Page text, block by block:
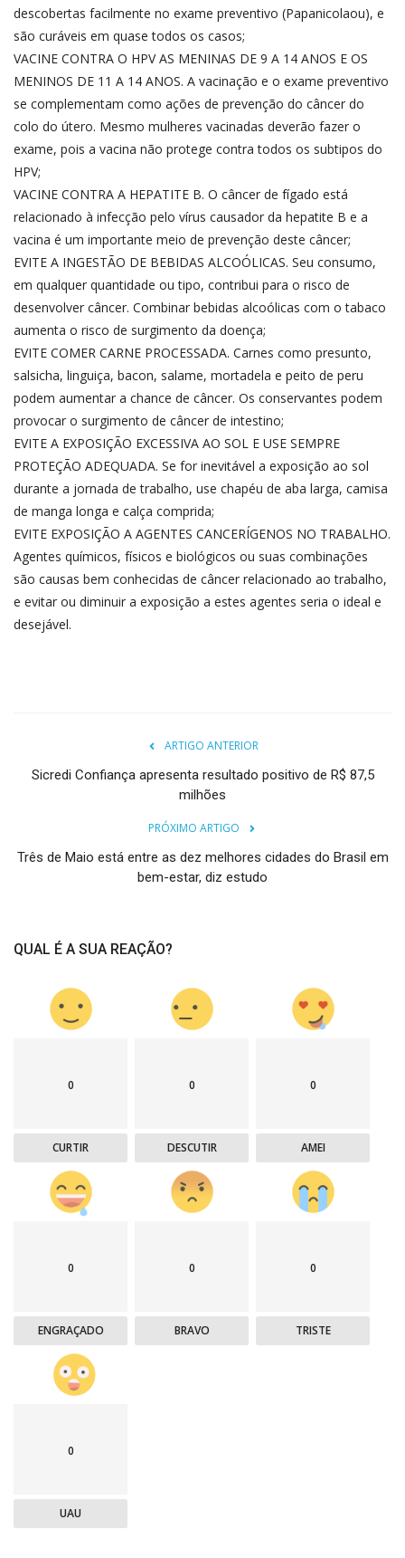
descobertas facilmente no exame preventivo (Papanicolaou), e
são curáveis em quase todos os casos;
VACINE CONTRA O HPV AS MENINAS DE 9 A 14 ANOS E OS
MENINOS DE 11 A 14 ANOS. A vacinação e o exame preventivo
se complementam como ações de prevenção do câncer do
colo do útero. Mesmo mulheres vacinadas deverão fazer o
exame, pois a vacina não protege contra todos os subtipos do
HPV;
VACINE CONTRA A HEPATITE B. O câncer de fígado está
relacionado à infecção pelo vírus causador da hepatite B e a
vacina é um importante meio de prevenção deste câncer;
EVITE A INGESTÃO DE BEBIDAS ALCOÓLICAS. Seu consumo,
em qualquer quantidade ou tipo, contribui para o risco de
desenvolver câncer. Combinar bebidas alcoólicas com o tabaco
aumenta o risco de surgimento da doença;
EVITE COMER CARNE PROCESSADA. Carnes como presunto,
salsicha, linguiça, bacon, salame, mortadela e peito de peru
podem aumentar a chance de câncer. Os conservantes podem
provocar o surgimento de câncer de intestino;
EVITE A EXPOSIÇÃO EXCESSIVA AO SOL E USE SEMPRE
PROTEÇÃO ADEQUADA. Se for inevitável a exposição ao sol
durante a jornada de trabalho, use chapéu de aba larga, camisa
de manga longa e calça comprida;
EVITE EXPOSIÇÃO A AGENTES CANCERÍGENOS NO TRABALHO.
Agentes químicos, físicos e biológicos ou suas combinações
são causas bem conhecidas de câncer relacionado ao trabalho,
e evitar ou diminuir a exposição a estes agentes seria o ideal e
desejável.
ARTIGO ANTERIOR
Sicredi Confiança apresenta resultado positivo de R$ 87,5
milhões
PRÓXIMO ARTIGO
Três de Maio está entre as dez melhores cidades do Brasil em
bem-estar, diz estudo
QUAL É A SUA REAÇÃO?
0
CURTIR
0
DESCUTIR
0
AMEI
0
ENGRAÇADO
0
BRAVO
0
TRISTE
0
UAU